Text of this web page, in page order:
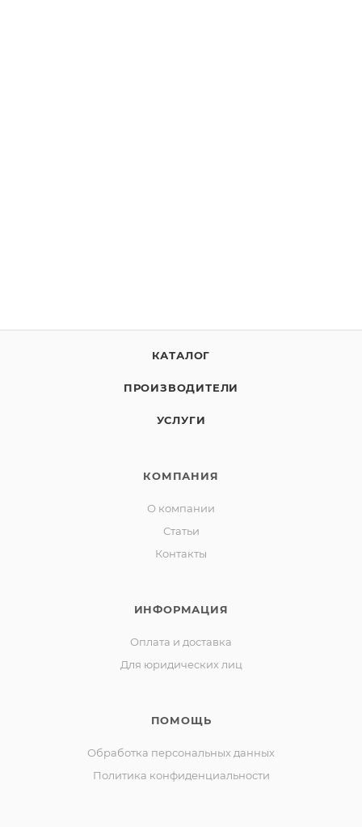
КАТАЛОГ
ПРОИЗВОДИТЕЛИ
УСЛУГИ
КОМПАНИЯ
О компании
Статьи
Контакты
ИНФОРМАЦИЯ
Оплата и доставка
Для юридических лиц
ПОМОЩЬ
Обработка персональных данных
Политика конфиденциальности